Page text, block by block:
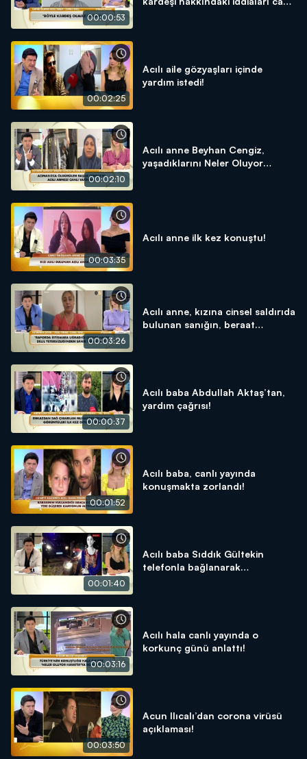
00:00:53
00:02:25
Acılı aile gözyaşları içinde
yardım istedi!
00:02:10
Acılı anne Beyhan Cengiz,
yaşadıklarını Neler Oluyor
00:03:35
Acılı anne ilk kez konuştu!
00:03:26
Acılı anne, kızına cinsel saldırıda
bulunan sanığın, beraat
00:00:37
Acılı baba Abdullah Aktaş’tan,
yardım çağrısı!
00:01:52
Acılı baba, canlı yayında
konuşmakta zorlandı!
00:01:40
Acılı baba Sıddık Gültekin
telefonla bağlanarak
00:03:16
Acılı hala canlı yayında o
korkunç günü anlattı!
00:03:50
Acun Ilıcalı’dan corona virüsü
açıklaması!